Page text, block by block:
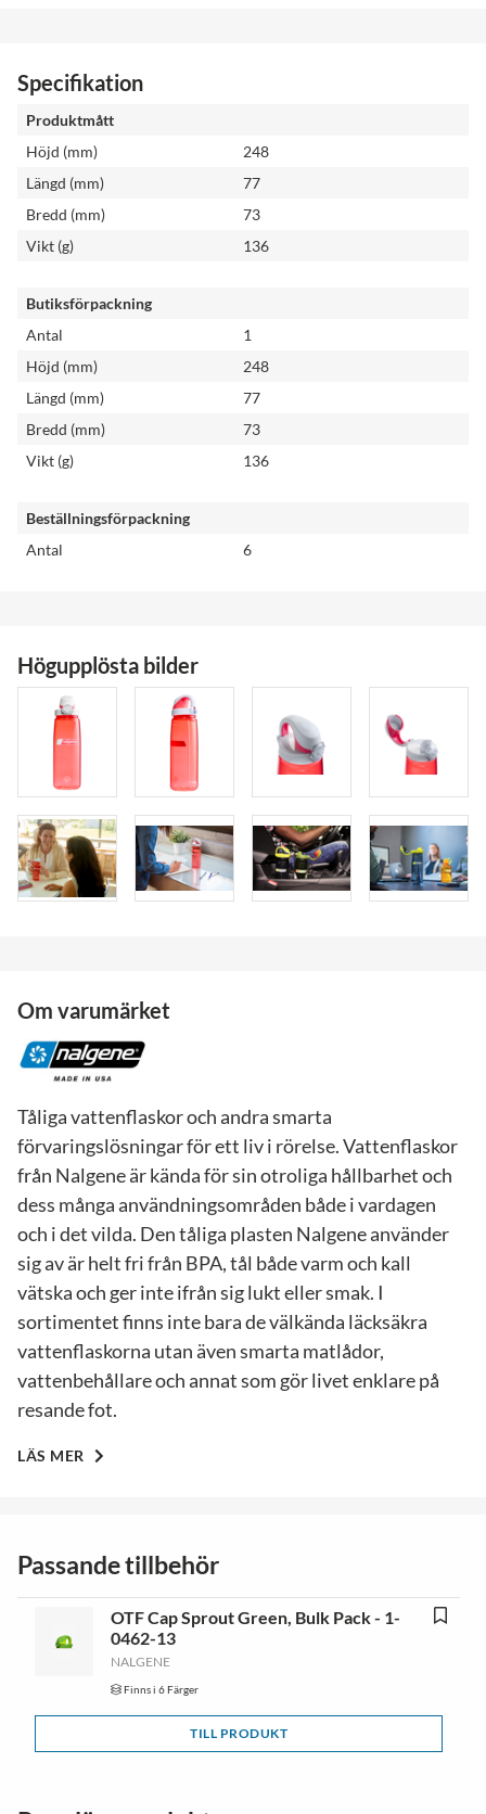
Specifikation
Produktmått
Höjd (mm)
248
Längd (mm)
77
Bredd (mm)
73
Vikt (g)
136
Butiksförpackning
Antal
1
Höjd (mm)
248
Längd (mm)
77
Bredd (mm)
73
Vikt (g)
136
Beställningsförpackning
Antal
6
Högupplösta bilder
Om varumärket
Tåliga vattenflaskor och andra smarta
förvaringslösningar för ett liv i rörelse. Vattenflaskor
från Nalgene är kända för sin otroliga hållbarhet och
dess många användningsområden både i vardagen
och i det vilda. Den tåliga plasten Nalgene använder
sig av är helt fri från BPA, tål både varm och kall
vätska och ger inte ifrån sig lukt eller smak. I
sortimentet finns inte bara de välkända läcksäkra
vattenflaskorna utan även smarta matlådor,
vattenbehållare och annat som gör livet enklare på
resande fot.
LÄS MER
Passande tillbehör
OTF Cap Sprout Green, Bulk Pack - 1-
0462-13
NALGENE
Finns i 6 Färger
TILL PRODUKT